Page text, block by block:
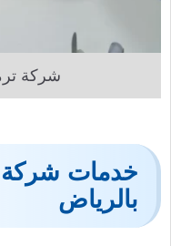
شركة
خدمات شركة
بالرياض